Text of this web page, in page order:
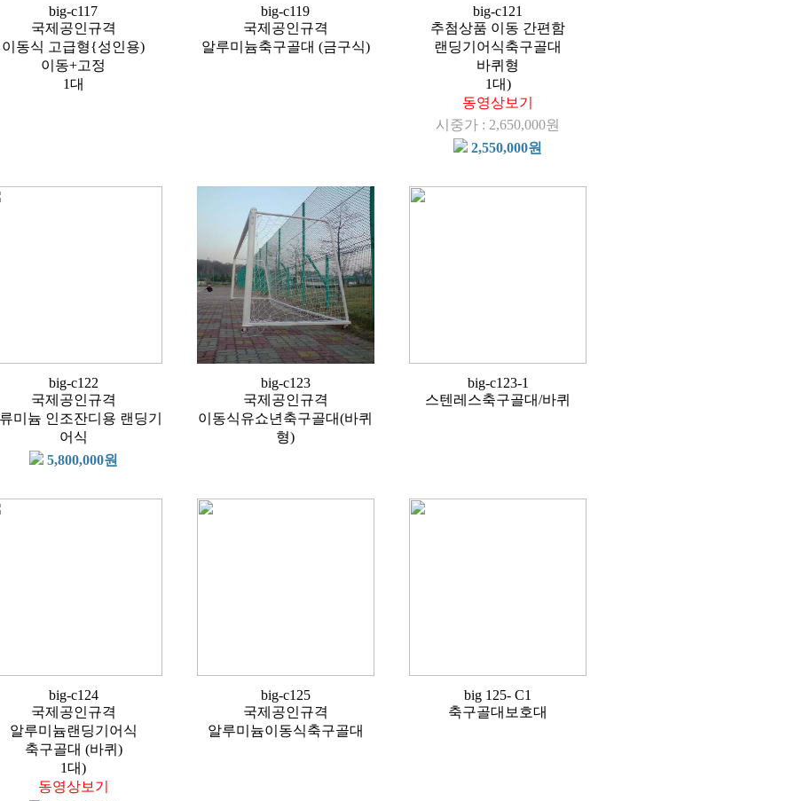
big-c117
국제공인규격
이동식 고급형{성인용)
이동+고정
1대
big-c119
국제공인규격
알루미늄축구골대 (금구식)
big-c121
추첨상품 이동 간편함
랜딩기어식축구골대
바퀴형
1대)
동영상보기
시중가 : 2,650,000원
2,550,000원
big-c122
국제공인규격
미늄 인조잔디용 랜딩기
어식
5,800,000원
big-c123
국제공인규격
이동식유쇼년축구골대(바퀴
형)
big-c123-1
스텐레스축구골대/바퀴
big-c124
국제공인규격
알루미늄랜딩기어식
축구골대 (바퀴)
1대)
동영상보기
big-c125
국제공인규격
알루미늄이동식축구골대
big 125- C1
축구골대보호대